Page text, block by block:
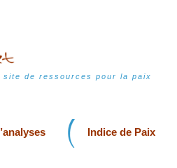
site de ressources pour la paix
Indice de Paix